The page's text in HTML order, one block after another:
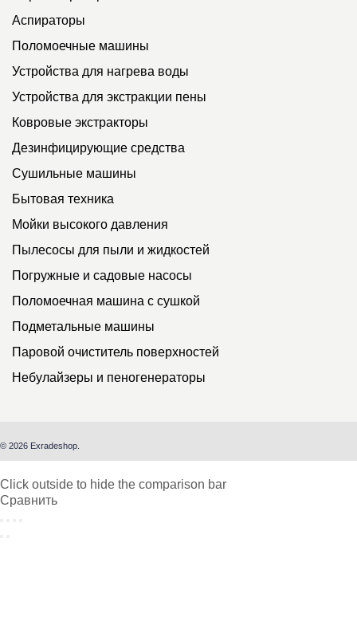
Аспираторы
Поломоечные машины
Устройства для нагрева воды
Устройства для экстракции пены
Ковровые экстракторы
Дезинфицирующие средства
Сушильные машины
Бытовая техника
Мойки высокого давления
Пылесосы для пыли и жидкостей
Погружные и садовые насосы
Поломоечная машина с сушкой
Подметальные машины
Паровой очиститель поверхностей
Небулайзеры и пеногенераторы
© 2026 Exradeshop.
Click outside to hide the comparison bar
Сравнить